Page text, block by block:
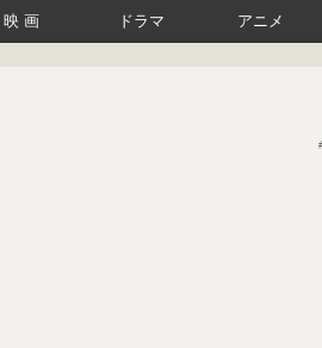
映画 ドラマ アニメ